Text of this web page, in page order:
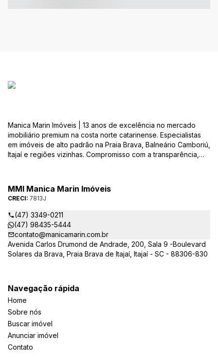
Manica Marin Imóveis | 13 anos de excelência no mercado
imobiliário premium na costa norte catarinense. Especialistas
em imóveis de alto padrão na Praia Brava, Balneário Camboriú,
Itajaí e regiões vizinhas. Compromisso com a transparência,
entende e valoriza seu investimento.
MMI Manica Marin Imóveis
CRECI: 7813J
(47) 3349-0211
(47) 98435-5444
contato@manicamarin.com.br
Avenida Carlos Drumond de Andrade, 200, Sala 9 -Boulevard
Solares da Brava, Praia Brava de Itajaí, Itajaí - SC - 88306-830
Navegação rápida
Home
Sobre nós
Buscar imóvel
Anunciar imóvel
Contato